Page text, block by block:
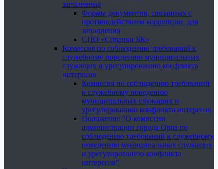
заполнения
Формы документов, связанных с
противодействием коррупции, для
заполнения
СПО «Справки БК»
Комиссия по соблюдению требований к
служебному поведению муниципальных
служащих и урегулированию конфликта
интересов
Комиссия по соблюдению требований
к служебному поведению
муниципальных служащих и
урегулированию конфликта интересов
Положение "О комиссии
администрации города Орла по
соблюдению требований к служебному
поведению муниципальных служащих
и урегулированию конфликта
интересов"